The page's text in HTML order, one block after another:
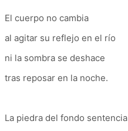
El cuerpo no cambia
al agitar su reflejo en el río
ni la sombra se deshace
tras reposar en la noche.
La piedra del fondo sentencia